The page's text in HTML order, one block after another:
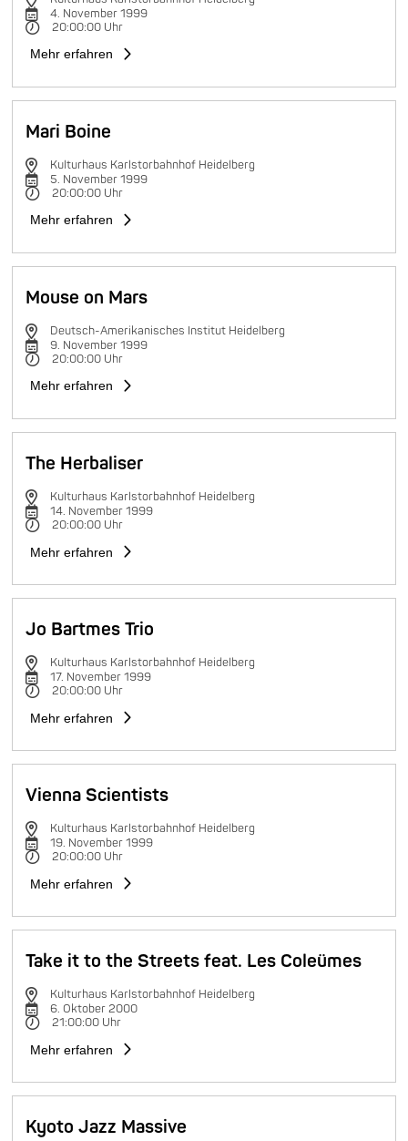
4. November 1999
20:00:00 Uhr
Mehr erfahren
Mari Boine
Kulturhaus Karlstorbahnhof Heidelberg
5. November 1999
20:00:00 Uhr
Mehr erfahren
Mouse on Mars
Deutsch-Amerikanisches Institut Heidelberg
9. November 1999
20:00:00 Uhr
Mehr erfahren
The Herbaliser
Kulturhaus Karlstorbahnhof Heidelberg
14. November 1999
20:00:00 Uhr
Mehr erfahren
Jo Bartmes Trio
Kulturhaus Karlstorbahnhof Heidelberg
17. November 1999
20:00:00 Uhr
Mehr erfahren
Vienna Scientists
Kulturhaus Karlstorbahnhof Heidelberg
19. November 1999
20:00:00 Uhr
Mehr erfahren
Take it to the Streets feat. Les Coleümes
Kulturhaus Karlstorbahnhof Heidelberg
6. Oktober 2000
21:00:00 Uhr
Mehr erfahren
Kyoto Jazz Massive